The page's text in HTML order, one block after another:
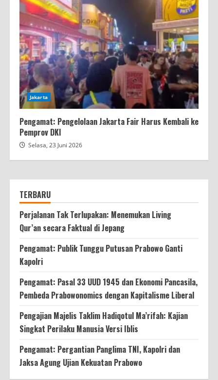
Jakarta
Pengamat: Pengelolaan Jakarta Fair Harus Kembali ke
Pemprov DKI
Selasa, 23 Juni 2026
TERBARU
Perjalanan Tak Terlupakan: Menemukan Living
Qur’an secara Faktual di Jepang
Pengamat: Publik Tunggu Putusan Prabowo Ganti
Kapolri
Pengamat: Pasal 33 UUD 1945 dan Ekonomi Pancasila,
Pembeda Prabowonomics dengan Kapitalisme Liberal
Pengajian Majelis Taklim Hadiqotul Ma’rifah: Kajian
Singkat Perilaku Manusia Versi Iblis
Pengamat: Pergantian Panglima TNI, Kapolri dan
Jaksa Agung Ujian Kekuatan Prabowo